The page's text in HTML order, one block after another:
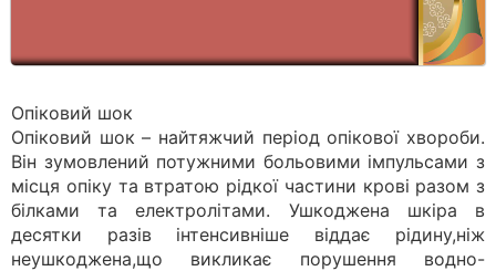
Опіковий шок
Опіковий шок – найтяжчий період опікової хвороби.
Він зумовлений потужними больовими імпульсами з
місця опіку та втратою рідкої частини крові разом з
білками та електролітами. Ушкоджена шкіра в
десятки разів інтенсивніше віддає рідину,ніж
неушкоджена,що викликає порушення водно-